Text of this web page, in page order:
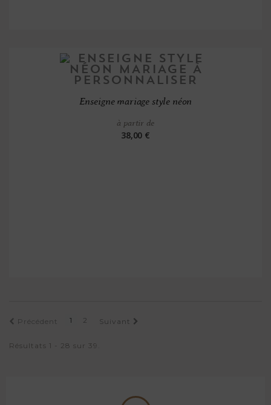
Enseigne mariage style néon
à partir de
38,00 €
Précédent 1 2 Suivant
Résultats 1 - 28 sur 39.